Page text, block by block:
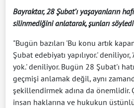
Bayraktar, 28 Şubat’ı yaşayanların
silinmediğini anlatarak, şunları
"Bugün bazıları 'Bu konu artık
Şubat edebiyatı yapılıyor.'
yok.' deniliyor. Bugün 28 Şubat'ı
geçmişi anlamak değil, aynı
şekillendirmek adına da önemlidir.
insan haklarına ve hukukun